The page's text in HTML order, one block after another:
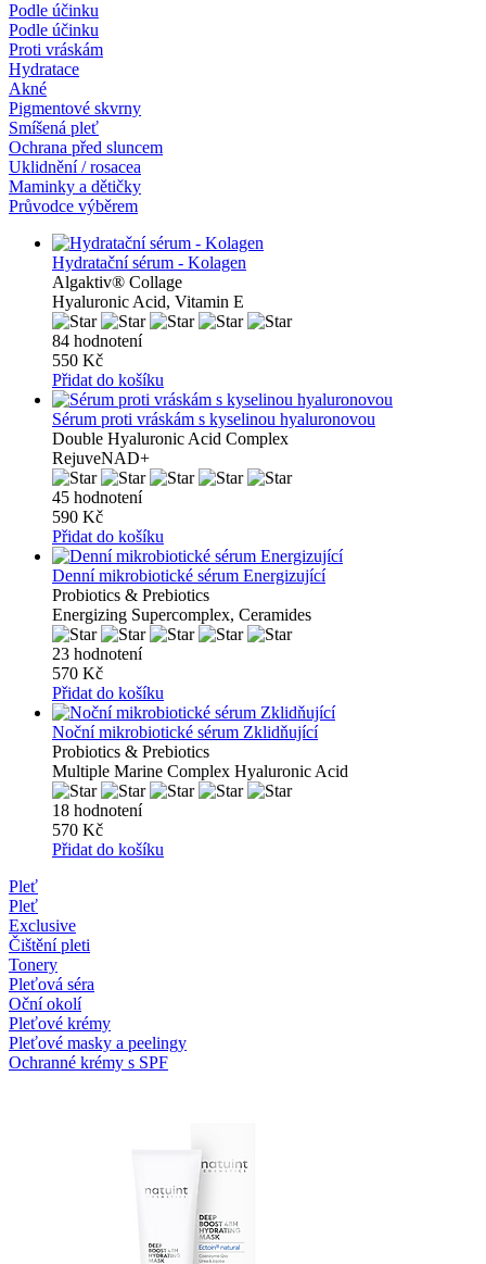
Podle účinku
Podle účinku
Proti vráskám
Hydratace
Akné
Pigmentové skvrny
Smíšená pleť
Ochrana před sluncem
Uklidnění / rosacea
Maminky a dětičky
Průvodce výběrem
Hydratační sérum - Kolagen
Algaktiv® Collage
Hyaluronic Acid, Vitamin E
84 hodnotení
550 Kč
Přidat do košíku
Sérum proti vráskám s kyselinou hyaluronovou
Double Hyaluronic Acid Complex
RejuveNAD+
45 hodnotení
590 Kč
Přidat do košíku
Denní mikrobiotické sérum Energizující
Probiotics & Prebiotics
Energizing Supercomplex, Ceramides
23 hodnotení
570 Kč
Přidat do košíku
Noční mikrobiotické sérum Zklidňující
Probiotics & Prebiotics
Multiple Marine Complex Hyaluronic Acid
18 hodnotení
570 Kč
Přidat do košíku
Pleť
Pleť
Exclusive
Čištění pleti
Tonery
Pleťová séra
Oční okolí
Pleťové krémy
Pleťové masky a peelingy
Ochranné krémy s SPF